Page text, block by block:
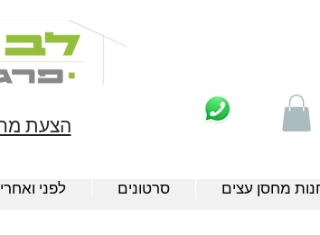
הצעת
מחסן עצים סרטונים לפני